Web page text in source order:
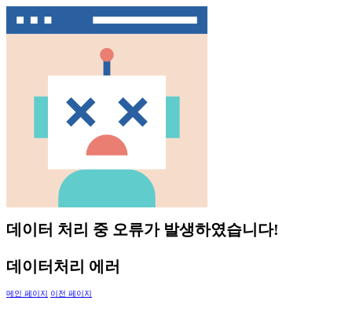
데이터 처리 중 오류가 발생하였습니다!
데이터처리 에러
메인 페이지 이전 페이지